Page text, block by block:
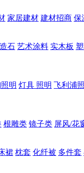
家居建材 建材招商 保
石 艺术涂料 实木板
明 灯具 照明 飞利浦
根雕类 镜子类 屏风/花
裙 枕套 化纤被 多件套